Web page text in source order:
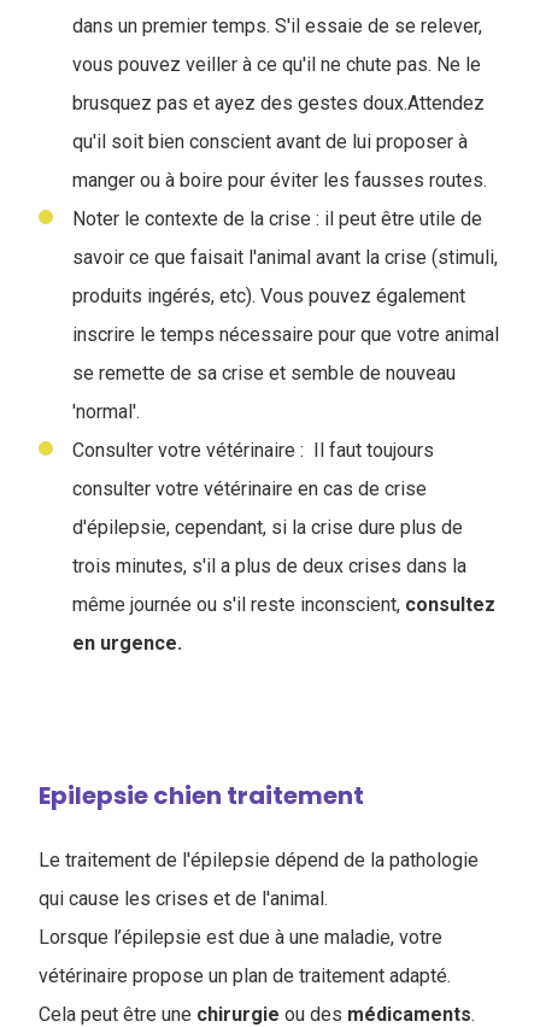
dans un premier temps. S'il essaie de se relever,
vous pouvez veiller à ce qu'il ne chute pas. Ne le
brusquez pas et ayez des gestes doux.Attendez
qu'il soit bien conscient avant de lui proposer à
manger ou à boire pour éviter les fausses routes.
Noter le contexte de la crise : il peut être utile de
savoir ce que faisait l'animal avant la crise (stimuli,
produits ingérés, etc). Vous pouvez également
inscrire le temps nécessaire pour que votre animal
se remette de sa crise et semble de nouveau
'normal'.
Consulter votre vétérinaire : Il faut toujours
consulter votre vétérinaire en cas de crise
d'épilepsie, cependant, si la crise dure plus de
trois minutes, s'il a plus de deux crises dans la
même journée ou s'il reste inconscient, consultez
en urgence.
Epilepsie chien traitement
Le traitement de l'épilepsie dépend de la pathologie
qui cause les crises et de l'animal.
Lorsque l’épilepsie est due à une maladie, votre
vétérinaire propose un plan de traitement adapté.
Cela peut être une chirurgie ou des médicaments.